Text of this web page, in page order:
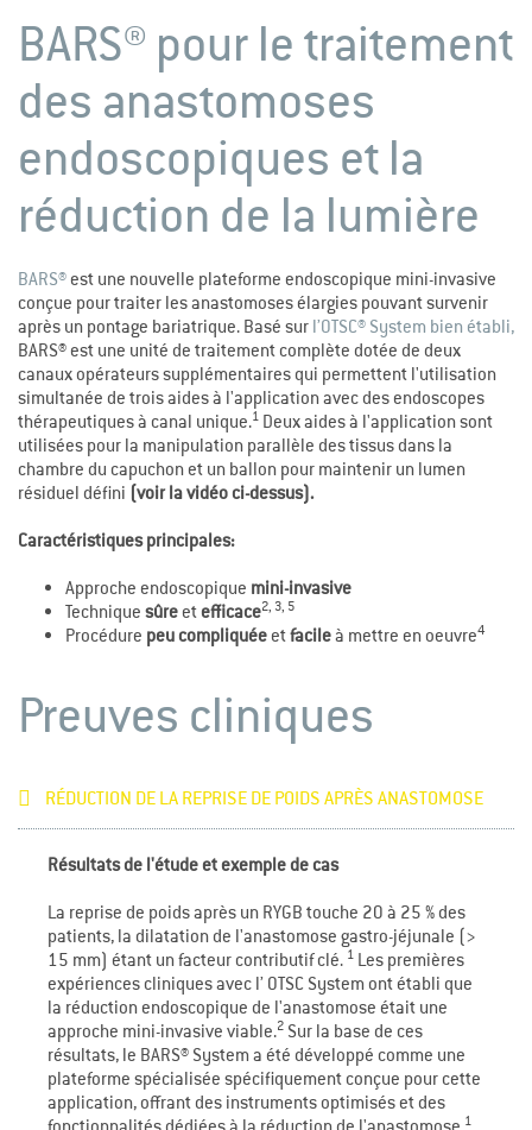
BARS® pour le traitement
des anastomoses
endoscopiques et la
réduction de la lumière
BARS®est une nouvelle plateforme endoscopique mini-invasive
conçue pour traiter les anastomoses élargies pouvant survenir
après un pontage bariatrique. Basé sur l’OTSC® System bien établi,
BARS® est une unité de traitement complète dotée de deux
canaux opérateurs supplémentaires qui permettent l'utilisation
simultanée de trois aides à l'application avec des endoscopes
thérapeutiques à canal unique.1 Deux aides à l'application sont
utilisées pour la manipulation parallèle des tissus dans la
chambre du capuchon et un ballon pour maintenir un lumen
résiduel défini (voir la vidéo ci-dessus).
Caractéristiques principales:
Approche endoscopique mini-invasive
Technique sûreetefficace2, 3, 5
Procédure peu compliquéeetfacileà mettre en oeuvre4
Preuves cliniques
RÉDUCTION DE LA REPRISE DE POIDS APRÈS ANASTOMOSE
Résultats de l'étude et exemple de cas
La reprise de poids après un RYGB touche 20 à 25 % des
patients, la dilatation de l'anastomose gastro-jéjunale (>
15 mm) étant un facteur contributif clé. 1 Les premières
expériences cliniques avec l’ OTSC System ont établi que
la réduction endoscopique de l'anastomose était une
approche mini-invasive viable.2 Sur la base de ces
résultats, le BARS® System a été développé comme une
plateforme spécialisée spécifiquement conçue pour cette
application, offrant des instruments optimisés et des
1